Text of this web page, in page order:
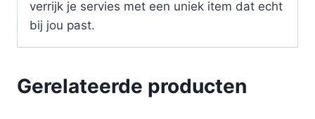
verrijk je servies met een uniek item dat echt
bij jou past.
Gerelateerde producten